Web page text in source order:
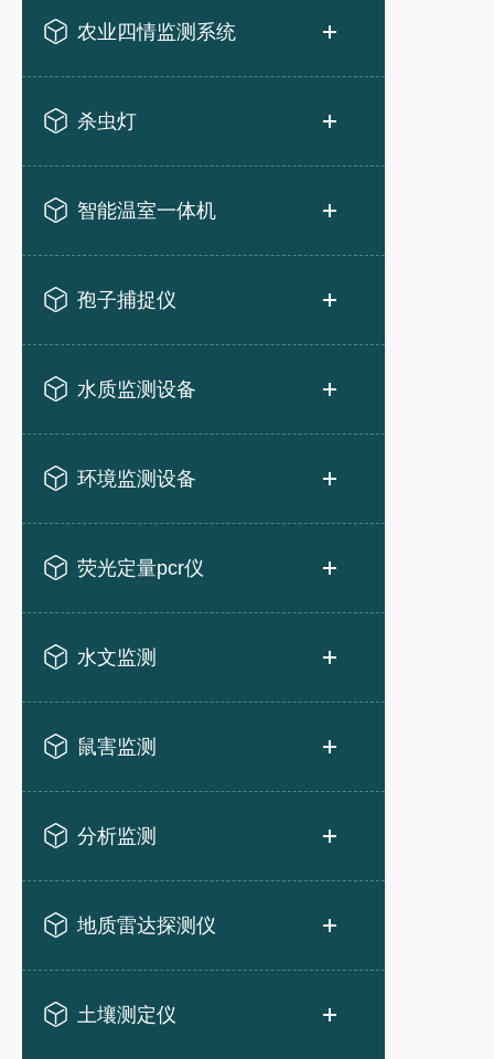
农业四情监测系统
杀虫灯
智能温室一体机
孢子捕捉仪
水质监测设备
环境监测设备
荧光定量pcr仪
水文监测
鼠害监测
分析监测
地质雷达探测仪
土壤测定仪